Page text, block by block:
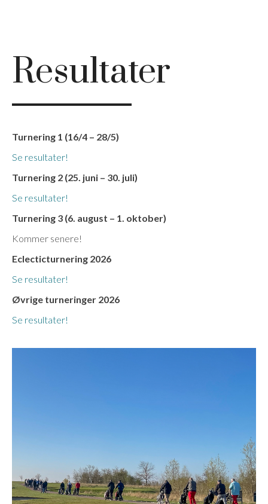
Resultater
Turnering 1 (16/4 – 28/5)
Se resultater!
Turnering 2 (25. juni – 30. juli)
Se resultater!
Turnering 3 (6. august – 1. oktober)
Kommer senere!
Eclecticturnering 2026
Se resultater!
Øvrige turneringer 2026
Se resultater!